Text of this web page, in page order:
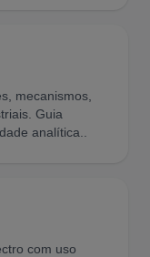
mecanismos,
Guia
analítica..
com uso